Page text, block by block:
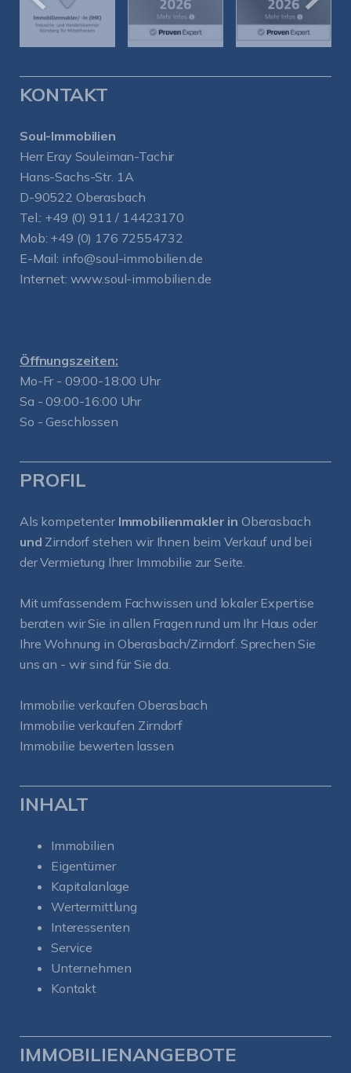
KONTAKT
Soul-Immobilien
Herr Eray Souleiman-Tachir
Hans-Sachs-Str. 1A
D-90522 Oberasbach
Tel.: +49 (0) 911 / 14423170
Mob: +49 (0) 176 72554732
E-Mail: info@soul-immobilien.de
Internet: www.soul-immobilien.de
Öffnungszeiten:
Mo-Fr - 09:00-18:00 Uhr
Sa - 09:00-16:00 Uhr
So - Geschlossen
PROFIL
Als kompetenter Immobilienmakler in Oberasbach
und Zirndorf stehen wir Ihnen beim Verkauf und bei
der Vermietung Ihrer Immobilie zur Seite.
Mit umfassendem Fachwissen und lokaler Expertise
beraten wir Sie in allen Fragen rund um Ihr Haus oder
Ihre Wohnung in Oberasbach/Zirndorf. Sprechen Sie
uns an - wir sind für Sie da.
Immobilie verkaufen Oberasbach
Immobilie verkaufen Zirndorf
Immobilie bewerten lassen
INHALT
Immobilien
Eigentümer
Kapitalanlage
Wertermittlung
Interessenten
Service
Unternehmen
Kontakt
IMMOBILIENANGEBOTE